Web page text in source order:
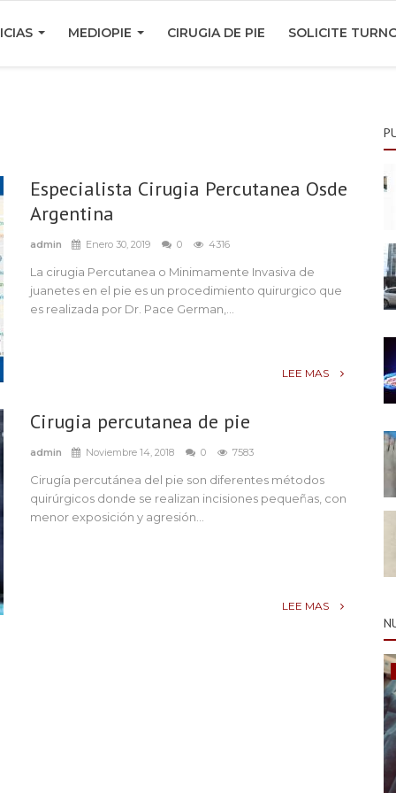
MEDIOPIE CIRUGIA DE PIE SOLICITE
Especialista Cirugia Percutanea Osde
Argentina
admin Enero 30, 2019 0 4316
La cirugia Percutanea o Minimamente Invasiva de
juanetes en el pie es un procedimiento quirurgico que
es realizada por Dr. Pace German,...
LEE MAS
Cirugia percutanea de pie
admin Noviembre 14, 2018 0 7583
Cirugía percutánea del pie son diferentes métodos
quirúrgicos donde se realizan incisiones pequeñas, con
menor exposición y agresión...
LEE MAS